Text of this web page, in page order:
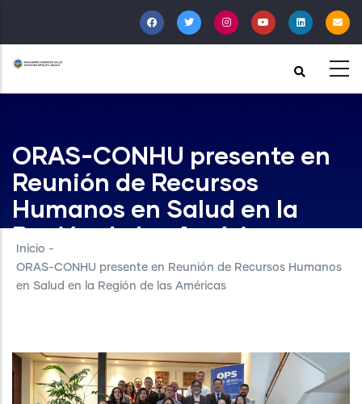
al
contenido
principal
ORAS-CONHU presente en
Reunión de Recursos
Humanos en Salud en la
Región de las Américas
Inicio -
ORAS-CONHU presente en Reunión de Recursos Humanos
en Salud en la Región de las Américas